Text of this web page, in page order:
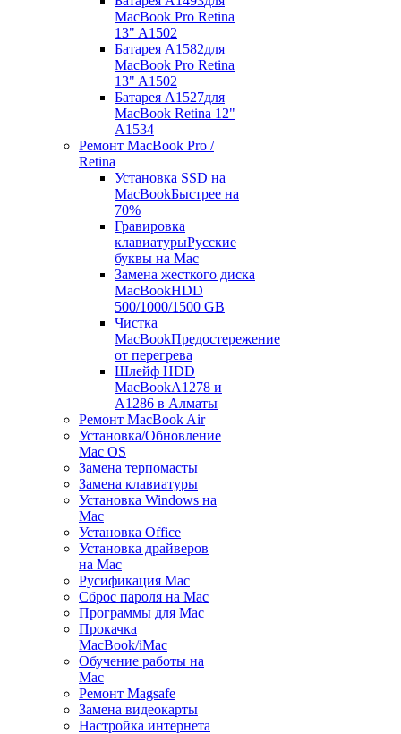
MacBook Pro Retina
13" A1502
Батарея A1582для
MacBook Pro Retina
13" A1502
Батарея A1527для
MacBook Retina 12"
A1534
Ремонт MacBook Pro /
Retina
Установка SSD на
MacBookБыстрее на
70%
Гравировка
клавиатурыРусские
буквы на Mac
Замена жесткого диска
MacBookHDD
500/1000/1500 GB
Чистка
MacBookПредостережение
от перегрева
Шлейф HDD
MacBookA1278 и
A1286 в Алматы
Ремонт MacBook Air
Установка/Обновление
Mac OS
Замена терпомасты
Замена клавиатуры
Установка Windows на
Mac
Установка Office
Установка драйверов
на Mac
Русификация Mac
Сброс пароля на Mac
Программы для Mac
Прокачка
MacBook/iMac
Обучение работы на
Mac
Ремонт Magsafe
Замена видеокарты
Настройка интернета